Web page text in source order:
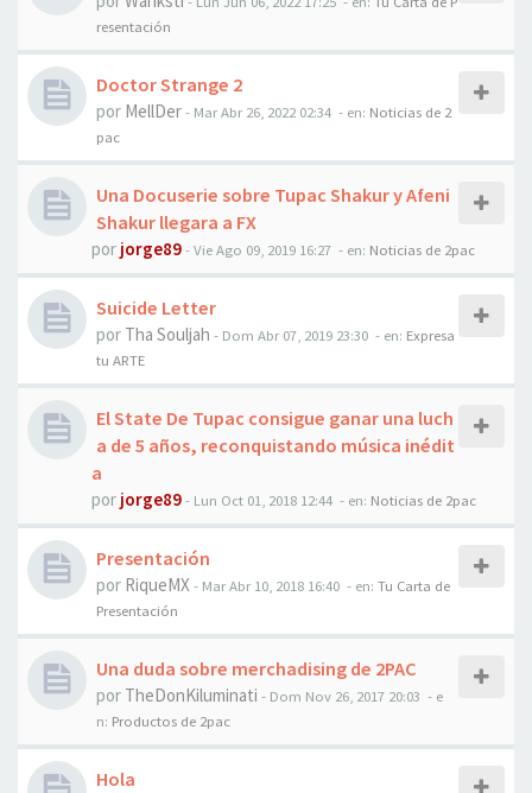
resentación
Doctor Strange 2
por MellDer- Mar Abr 26, 2022 02:34 - en: Noticias de 2
pac
Una Docuserie sobre Tupac Shakur y Afeni
Shakur llegara a FX
por jorge89-Vie Ago 09, 2019 16:27 - en: Noticias de 2pac
Suicide Letter
por Tha Souljah - Dom Abr 07, 2019 23:30 - en: Expresa
tu ARTE
El State De Tupac consigue ganar una luch
a de 5 años, reconquistando música inédit
a
por jorge89- Lun Oct 01, 2018 12:44 - en: Noticias de 2pac
Presentación
por RiqueMX- Mar Abr 10, 2018 16:40 - en: Tu Carta de
Presentación
Una duda sobre merchadising de 2PAC
por TheDonKiluminati - Dom Nov 26, 2017 20:03 - e
n: Productos de 2pac
Hola